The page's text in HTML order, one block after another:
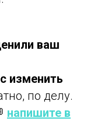
ваш
изменить
по делу.
напишите в